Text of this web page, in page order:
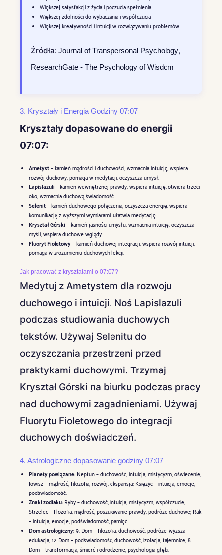
Większej satysfakcji z życia i poczucia spełnienia
Większej zdolności do wybaczania i współczucia
Większej kreatywności i intuicji w rozwiązywaniu problemów
Źródła: Journal of Transpersonal Psychology,
ResearchGate - The Psychology of Wisdom
3. Kryształy i Energia Godziny 07:07
Kryształy dopasowane do energii
07:07:
Ametyst– kamień mądrości i duchowości, wzmacnia intuicję, wspiera
rozwój duchowy, pomaga w medytacji, oczyszcza umysł.
Lapislazuli – kamień wewnętrznej prawdy, wspiera intuicję, otwiera trzeci
oko, wzmacnia duchową świadomość.
Selenit– kamień duchowego połączenia, oczyszcza energię, wspiera
komunikację z wyższymi wymiarami, ułatwia medytację.
Kryształ Górski – kamień jasności umysłu, wzmacnia intuicję, oczyszcza
myśli, wspiera duchowe wglądy.
Fluoryt Fioletowy– kamień duchowej integracji, wspiera rozwój intuicji,
pomaga w zrozumieniu duchowych lekcji.
Jak pracować z kryształami o 07:07?
Medytuj z Ametystem dla rozwoju
duchowego i intuicji. Noś Lapislazuli
podczas studiowania duchowych
tekstów. Używaj Selenitu do
oczyszczania przestrzeni przed
praktykami duchowymi. Trzymaj
Kryształ Górski na biurku podczas pracy
nad duchowymi zagadnieniami. Używaj
Fluorytu Fioletowego do integracji
duchowych doświadczeń.
4. Astrologiczne dopasowanie godziny 07:07
Planety powiązane: Neptun – duchowość, intuicja, mistycyzm, oświecenie;
Jowisz – mądrość, filozofia, rozwój, ekspansja; Księżyc – intuicja, emocje,
podświadomość.
Znaki zodiaku: Ryby – duchowość, intuicja, mistycyzm, współczucie;
Strzelec – filozofia, mądrość, poszukiwanie prawdy, podróże duchowe; Rak
– intuicja, emocje, podświadomość, pamięć.
Dom astrologiczny:9. Dom – filozofia, duchowość, podróże, wyższa
edukacja; 12. Dom – podświadomość, duchowość, izolacja, tajemnice; 8.
Dom – transformacja, śmierć i odrodzenie, psychologia głębi.